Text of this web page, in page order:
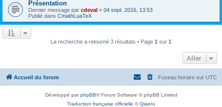
Présentation
Dernier message par cdeval « 04 sept. 2016, 13:53
Publié dans CmathLuaTeX
La recherche a retourné 3 résultats • Page 1 sur 1
Aller
Accueil du forum Fuseau horaire sur UTC
Développé parphpBB® Forum Software © phpBB Limited
Traduction française officielle ©Qiaeru